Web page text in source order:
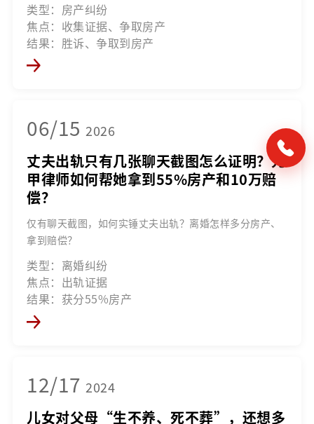
类型：房产纠纷
焦点：收集证据、争取房产
结果：胜诉、争取到房产
06/15 2026
丈夫出轨只有几张聊天截图怎么证明？元
甲律师如何帮她拿到55%房产和10万赔
偿？
仅有聊天截图，如何实锤丈夫出轨？离婚怎样多分房产、
拿到赔偿？
类型：离婚纠纷
焦点：出轨证据
结果：获分55%房产
12/17 2024
儿女对父母“生不养、死不葬”，还想多